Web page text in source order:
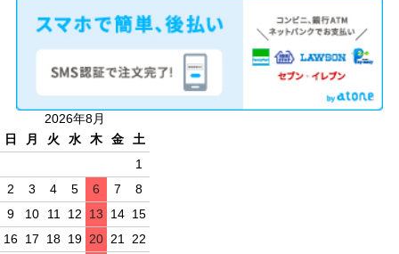
2026年8月
日
月 火 水 木 金
土
1
2
3 4 5 6 7
8
9
10 11 12 13 14 15
16 17 18 19 20 21
22